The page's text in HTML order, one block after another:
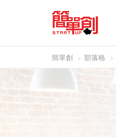
簡單創 部落格